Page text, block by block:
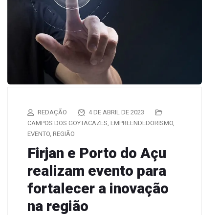
REDAÇÃO
4 DE ABRIL DE 2023
CAMPOS DOS GOYTACAZES EMPREENDEDORISMO
EVENTO REGIÃO
Firjan e Porto do Açu
realizam evento para
fortalecer a inovação
na região